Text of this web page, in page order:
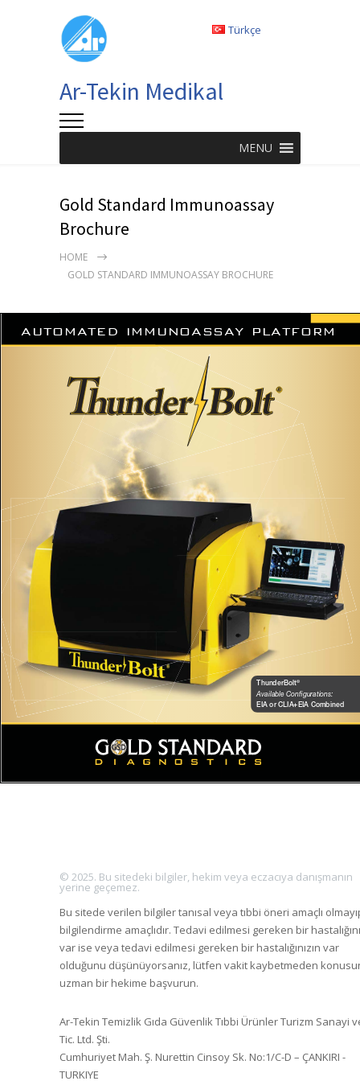
Ar-Tekin Medikal
Türkçe
MENU
Gold Standard Immunoassay
Brochure
HOME
GOLD STANDARD IMMUNOASSAY BROCHURE
© 2025. Bu sitedeki bilgiler, hekim veya eczacıya danışmanın
yerine geçemez.
Bu sitede verilen bilgiler tanısal veya tıbbi öneri amaçlı
bilgilendirme amaçlıdır. Tedavi edilmesi gereken bir
var ise veya tedavi edilmesi gereken bir hastalığınızın var
olduğunu düşünüyorsanız, lütfen vakit kaybetmeden
uzman bir hekime başvurun.
Ar-Tekin Temizlik Gıda Güvenlik Tıbbi Ürünler Turizm Sanayi
Tic. Ltd. Şti.
Cumhuriyet Mah. Ş. Nurettin Cinsoy Sk. No:1/C-D – ÇANKIRI -
TURKIYE